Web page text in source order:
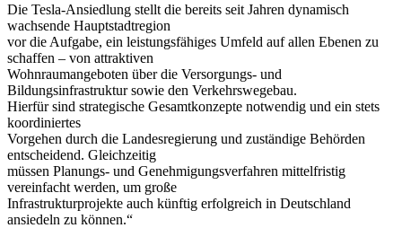
Die Tesla-Ansiedlung stellt die bereits seit Jahren dynamisch
wachsende Hauptstadtregion
vor die Aufgabe, ein leistungsfähiges Umfeld auf allen Ebenen zu
schaffen – von attraktiven
Wohnraumangeboten über die Versorgungs- und
Bildungsinfrastruktur sowie den Verkehrswegebau.
Hierfür sind strategische Gesamtkonzepte notwendig und ein stets
koordiniertes
Vorgehen durch die Landesregierung und zuständige Behörden
entscheidend. Gleichzeitig
müssen Planungs- und Genehmigungsverfahren mittelfristig
vereinfacht werden, um große
Infrastrukturprojekte auch künftig erfolgreich in Deutschland
ansiedeln zu können.“